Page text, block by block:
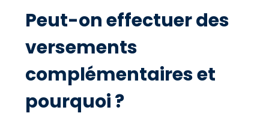
Peut-on effectuer des
versements
complémentaires et
pourquoi ?